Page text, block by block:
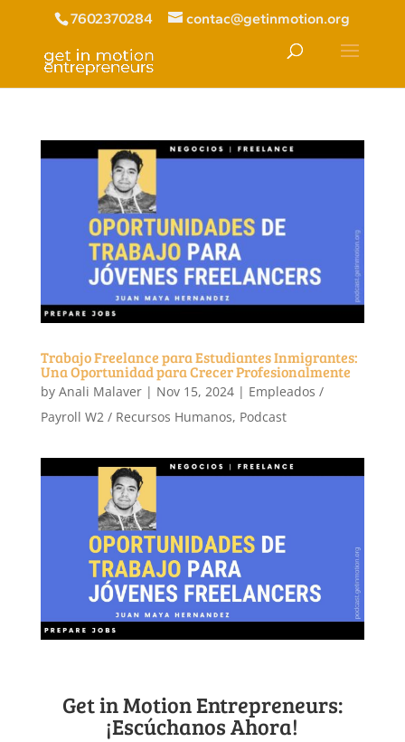
7602370284 contac@getinmotion.org
Trabajo Freelance para Estudiantes Inmigrantes:
Una Oportunidad para Crecer Profesionalmente
by Anali Malaver| Nov 15, 2024| Empleados /
Payroll W2 / Recursos Humanos, Podcast
Get in Motion Entrepreneurs:
¡Escúchanos Ahora!